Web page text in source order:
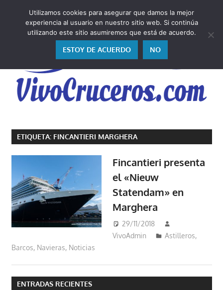
contenido
cruceros
vivo,
los
cuento
ETIQUETA: FINCANTIERI MARGHERA
Fincantieri presenta
el «Nieuw
Statendam» en
Marghera
29/11/2018
VivoAdmin
Astilleros,
Barcos, Navieras, Noticias
ENTRADAS RECIENTES
Utilizamos cookies para asegurar que damos la mejor
experiencia al usuario en nuestro sitio web. Si continúa
utilizando este sitio asumiremos que está de acuerdo.
ESTOY DE ACUERDO NO